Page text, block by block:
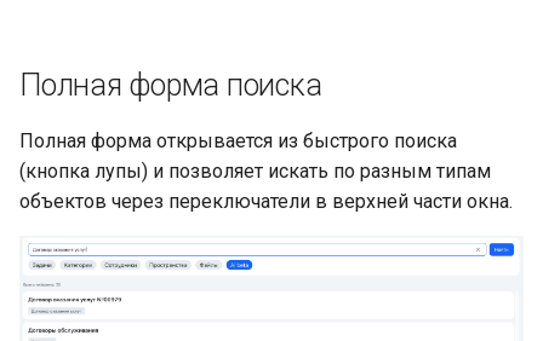
Полная форма поиска
Полная форма открывается из быстрого поиска
(кнопка лупы) и позволяет искать по разным типам
объектов через переключатели в верхней части окна.